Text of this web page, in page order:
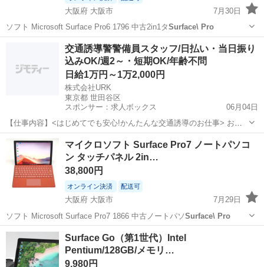
大阪府 大阪市
7月30日
ソフト Microsoft Surface Pro6 1796 中古2in1タSurface\ Pro
ノートパソコン Surface Pro
交通誘導警警備員スタッフ/日払い・当日振り
込みOK/週2～・短期OK/年齢不問
日給1万円～1万2,000円
株式会社URK
東京都 世田谷区
スポンサー：求人ボックス
06月04日
【仕事内容】<はじめてでも安心!かんたんな交通誘導のお仕事> お願
いするのは、住宅街の工事現場で車や人を安全に誘導するお仕事で
す。 工事現場といっても、住宅街が多いので、交通量は少なめで落ち
着いた環境。 しかも、複雑な片側交互通行...
アルバイト・パート
マイクロソフト Surface Pro7 ノートパソコ
ン タッチパネル 2in…
38,800円
オンライン決済 配送可
大阪府 大阪市
7月29日
ソフト Microsoft Surface Pro7 1866 中古ノートパソSurface\ Pro
大阪 大阪市 ノートパソコン 第10世代
Surface Go（第1世代）Intel
Pentium/128GB/メモリ…
9,980円